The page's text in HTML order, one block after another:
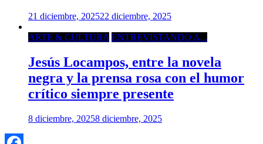
21 diciembre, 202522 diciembre, 2025
ARTE & CULTURA ENTREVISTANDO A...
Jesús Locampos, entre la novela
negra y la prensa rosa con el humor
crítico siempre presente
8 diciembre, 20258 diciembre, 2025